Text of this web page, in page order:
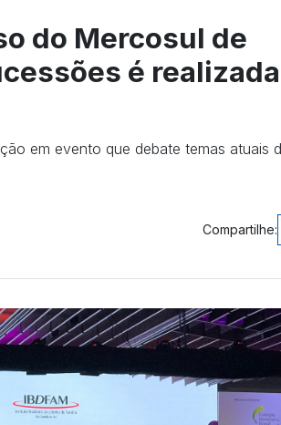
do Mercosul de
é
em evento que debate temas atuais
Compartilhe: